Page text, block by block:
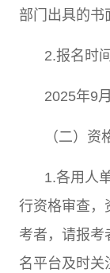
部门出具的书
2.报名时间
2025年9月
（二）资
1.各用人
行资格审查，
考者，请报考
名平台及时关